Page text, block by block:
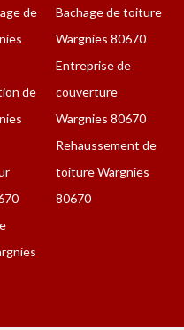
de
de
Bachage de toiture
Wargnies 80670
Entreprise de
couverture
Wargnies 80670
Rehaussement de
toiture Wargnies
80670